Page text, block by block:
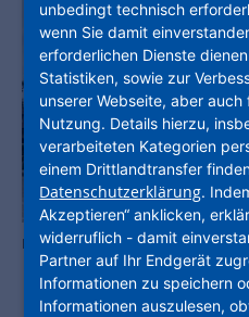
Recycling-Aufstockung in
unbedingt technisch
wenn Sie damit
erforderlichen Dienste
Statistiken, sowie zur
unserer Webseite, aber
Nutzung. Details hierzu,
verarbeiteten Kategorien
einem Drittlandtransfer
Datenschutzerklärung.
Akzeptieren“ anklicken,
widerruflich - damit
Partner auf Ihr Endgerät
Informationen zu speichern
Informationen auszulesen,